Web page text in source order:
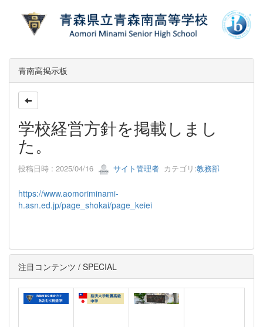
青南高掲示板
学校経営方針を掲載しまし
た。
投稿日時 : 2025/04/16 サイト管理者 カテゴリ:教務部
https://www.aomoriminami-
h.asn.ed.jp/page_shokai/page_keiei
注目コンテンツ / SPECIAL